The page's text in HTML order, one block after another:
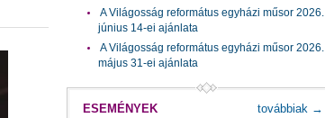
A Világosság református egyházi műsor 2026.
június 14-ei ajánlata
A Világosság református egyházi műsor 2026.
május 31-ei ajánlata
ESEMÉNYEK továbbiak →